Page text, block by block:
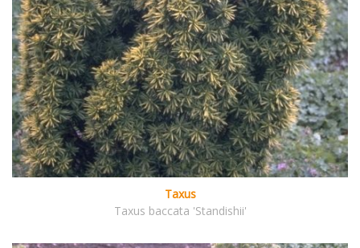
Taxus
Taxus baccata 'Standishii'